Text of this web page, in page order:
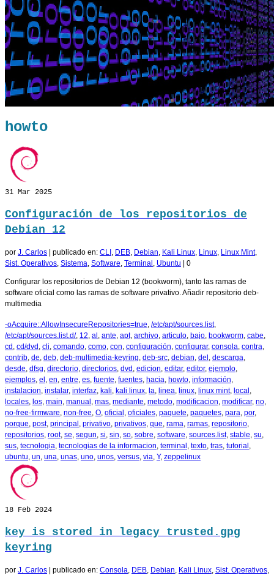
howto
31 Mar 2025
Configuración de los repositorios de
Debian 12
por J. Carlos publicado en: CLI , DEB, Debian, Kali Linux, Linux, Linux Mint,
Sist. Operativos, Sistema, Software, Terminal , Ubuntu 0
Configurar los repositorios de Debian 12 (bookworm), tanto las ramas de
software oficial como las ramas de software privativo. Añadir repositorio deb-
multimedia
-oAcquire::AllowInsecureRepositories=true, /etc/apt/sources.list,
/etc/apt/sources.list.d/, 12, al , ante, apt, archivo, articulo, bajo, bookworm, cabe,
cd , cd/dvd , cli, comando, como, con, configuración, configurar, consola, contra,
contrib, de, deb, deb-multimedia-keyring, deb-src, debian, del , descarga,
desde, dfsg, directorio, directorios, dvd , edicion, editar, editor, ejemplo,
ejemplos, el , en, entre, es, fuente, fuentes, hacia, howto, información,
instalacion, instalar, interfaz, kali, kali linux, la, linea, linux, linux mint, local ,
locales, los, main, manual , mas, mediante, metodo, modificacion, modificar, no,
no-free-firmware, non-free, O, oficial , oficiales, paquete, paquetes, para, por,
porque, post, principal , privativo, privativos, que, rama, ramas, repositorio,
repositorios, root, se, segun, si, sin, so, sobre, software, sources.list, stable, su,
sus, tecnologia, tecnologias de la informacion, terminal , texto, tras, tutorial ,
ubuntu, un, una, unas, uno, unos, versus, via, Y, zeppelinux
18 Feb 2024
key is stored in legacy trusted.gpg
keyring
por J. Carlos publicado en: Consola, DEB, Debian, Kali Linux, Sist. Operativos,